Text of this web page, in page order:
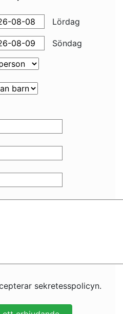
Lördag
Söndag
sekretesspolicyn.